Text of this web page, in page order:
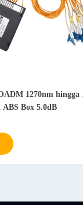
1270nm hingga
Box 5.0dB